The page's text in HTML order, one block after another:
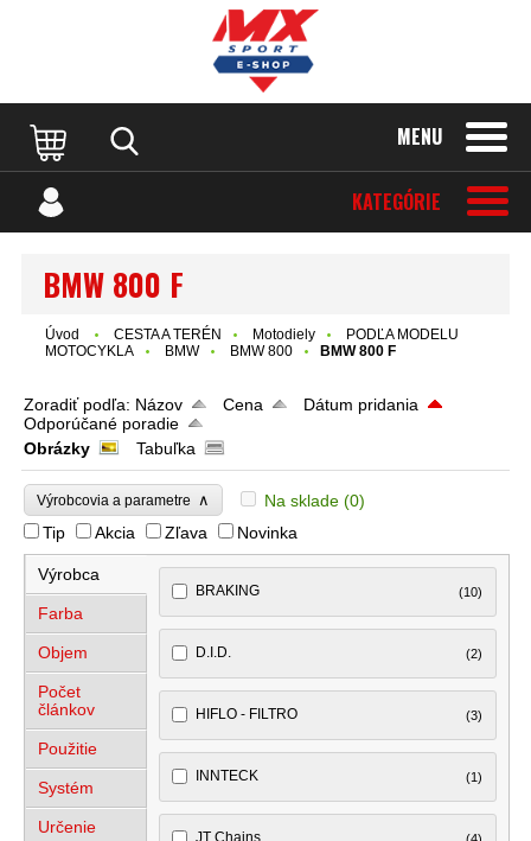
MENU
KATEGÓRIE
BMW 800 F
Úvod CESTA A TERÉN Motodiely
PODĽA MODELU
MOTOCYKLA
BMW BMW 800 BMW 800 F
Zoradiť podľa: Názov Cena
Dátum pridania
Odporúčané poradie
Obrázky
Tabuľka
Výrobcovia a parametre ∧ Na sklade (0)
Tip
Akcia Zľava Novinka
Výrobca
Farba
Objem
Počet
článkov
Použitie
Systém
Určenie
BRAKING (10)
D.I.D. (2)
HIFLO - FILTRO (3)
INNTECK (1)
JT Chains